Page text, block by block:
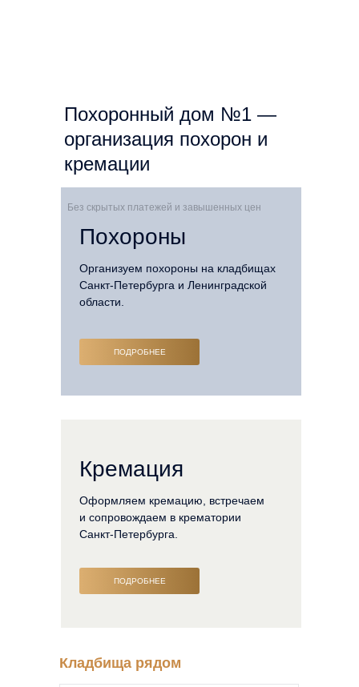
Похоронный дом №1 —
организация похорон и
кремации
Без скрытых платежей и завышенных цен
Кремация
Организуем похороны на кладбищах
Санкт-Петербурга и Ленинградской
области.
Похороны
ПОДРОБНЕЕ
ПОДРОБНЕЕ
Оформляем кремацию, встречаем
и сопровождаем в крематории
Санкт-Петербурга.
Кладбища рядом